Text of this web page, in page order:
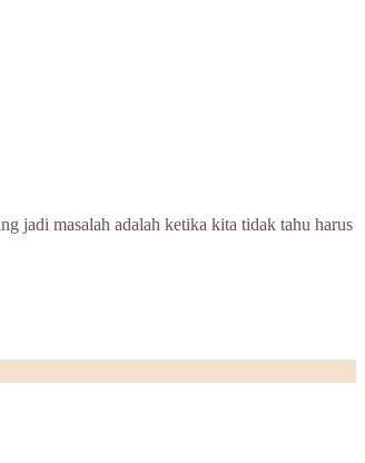
jadi masalah adalah ketika kita tidak tahu harus